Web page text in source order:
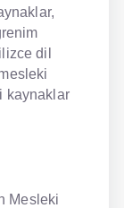
dil
kaynaklar
Mesleki